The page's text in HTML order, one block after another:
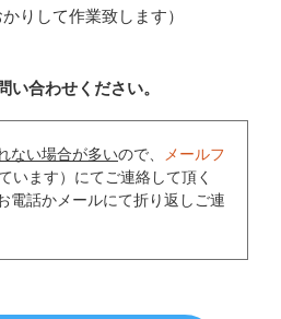
りして作業致します）
い合わせください。
ない場合が多いので、
メールフ
います）にてご連絡して頂く
電話かメールにて折り返しご連